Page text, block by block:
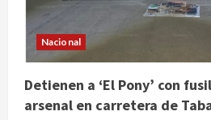
Nacional
Detienen a ‘El Pony’ con
arsenal en carretera de